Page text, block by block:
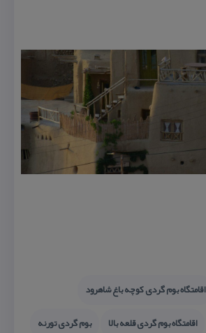
اقامتگاه بوم گردی كوچه باغ شاهرود
اقامتگاه بوم گردی قلعه بالا
بوم گردی تورنه